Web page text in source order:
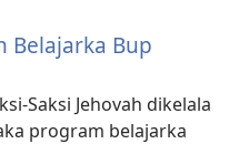
Belajarka Bup
Saksi Jehovah dikelala
program belajarka